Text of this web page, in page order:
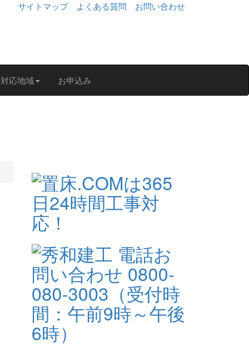
サイトマップ よくある質問 お問い合わせ
対応地域 お申込み